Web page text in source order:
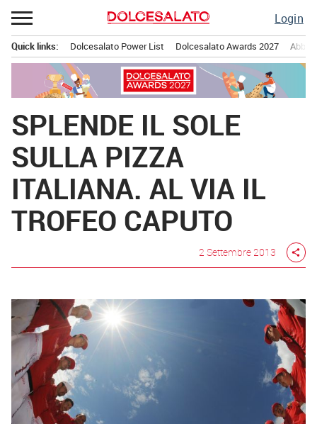
Passa
al
contenuto
Login
principale
Quick links: Dolcesalato Power List Dolcesalato Awards 2027
SPLENDE IL SOLE
SULLA PIZZA
ITALIANA. AL VIA IL
TROFEO CAPUTO
2 Settembre 2013 share